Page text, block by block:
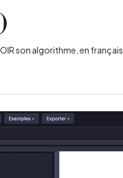
son algorithme, en français